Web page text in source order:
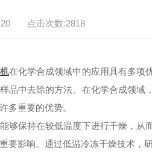
20 点击次数:2818
在化学合成领域中的应用具有多项
品中去除的方法。在化学合成领域
多重要的优势。
保持在较低温度下进行干燥，从
要影响。通过低温冷冻干燥技术，